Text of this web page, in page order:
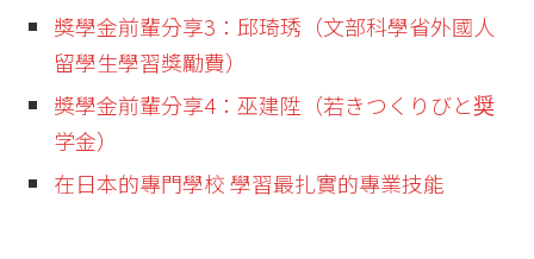
獎學金前輩分享3：邱琦琇（文部科學省外國人
留學生學習獎勵費）
獎學金前輩分享4：巫建陞（若きつくりびと奨
学金）
在日本的專門學校 學習最扎實的專業技能